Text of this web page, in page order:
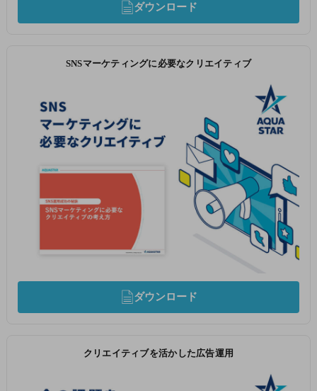
ダウンロード
SNSマーケティングに必要なクリエイティブ
ダウンロード
クリエイティブを活かした広告運用